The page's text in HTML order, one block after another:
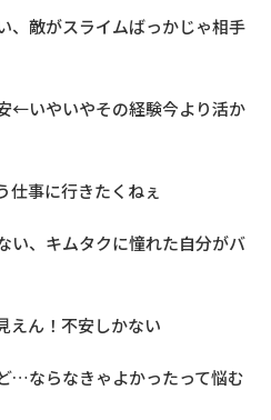
、敵がスライムばっかじゃ相手
←いやいやその経験今より活か
事に行きたくねぇ
い、キムタクに憧れた自分がバ
えん！不安しかない
…ならなきゃよかったって悩む